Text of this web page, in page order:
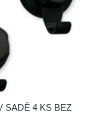
SADĚ 4 KS BEZ